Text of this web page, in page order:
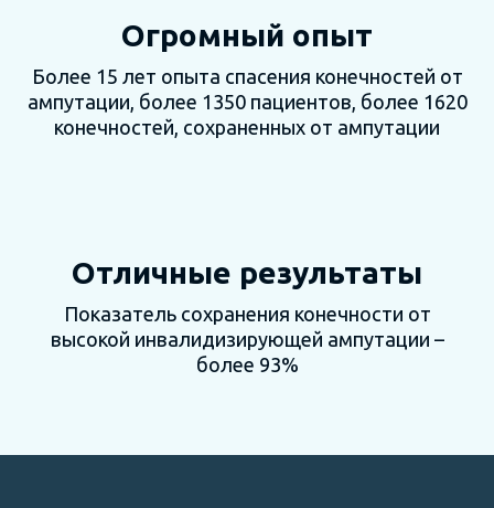
Огромный опыт
Более 15 лет опыта спасения конечностей от
ампутации, более 1350 пациентов, более 1620
конечностей, сохраненных от ампутации
Отличные результаты
Показатель сохранения конечности от
высокой инвалидизирующей ампутации –
более 93%